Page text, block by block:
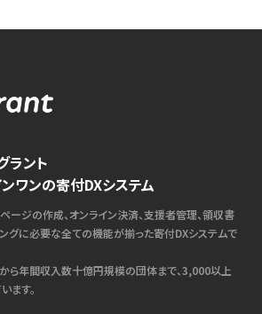
ラント
ワンの寄付DXシステム
ージの作成、オンライン決済、支援者管理、領収書
グに必要な全ての機能が揃った寄付DXシステムで
ら年間収入数十億円規模の団体まで、3,000以上
ます。